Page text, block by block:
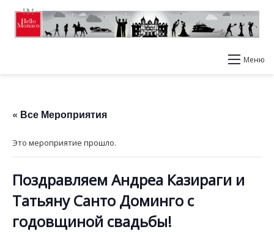
Меню
« Все Мероприятия
Это мероприятие прошло.
Поздравляем Андреа Казираги и
Татьяну Санто Доминго с
годовщиной свадьбы!